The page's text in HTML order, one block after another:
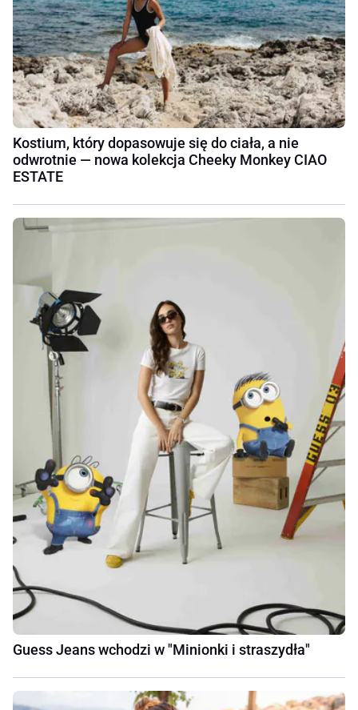
Kostium, który dopasowuje się do ciała, a nie
odwrotnie — nowa kolekcja Cheeky Monkey CIAO
ESTATE
Guess Jeans wchodzi w "Minionki i straszydła"